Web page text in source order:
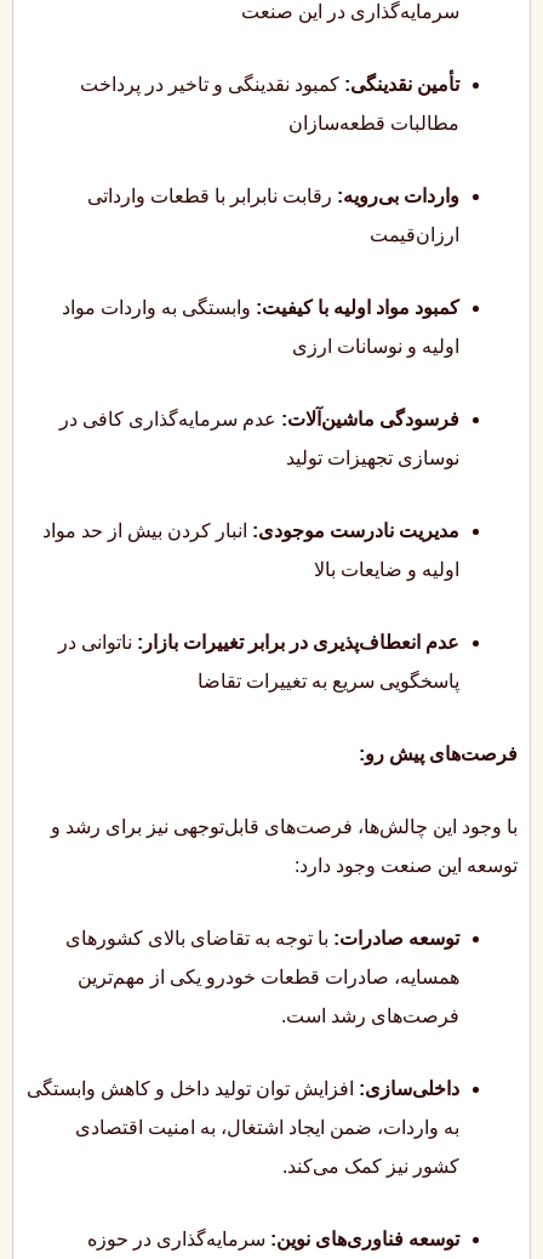
سرمایه‌گذاری در این صنعت
تأمین نقدینگی: کمبود نقدینگی و تاخیر در پرداخت
مطالبات قطعه‌سازان
واردات بی‌رویه: رقابت نابرابر با قطعات وارداتی
ارزان‌قیمت
کمبود مواد اولیه با کیفیت: وابستگی به واردات مواد
اولیه و نوسانات ارزی
فرسودگی ماشین‌آلات: عدم سرمایه‌گذاری کافی در
نوسازی تجهیزات تولید
مدیریت نادرست موجودی: انبار کردن بیش از حد مواد
اولیه و ضایعات بالا
عدم انعطاف‌پذیری در برابر تغییرات بازار: ناتوانی در
پاسخگویی سریع به تغییرات تقاضا
فرصت‌های پیش رو:
با وجود این چالش‌ها، فرصت‌های قابل‌توجهی نیز برای رشد و
توسعه این صنعت وجود دارد:
توسعه صادرات: با توجه به تقاضای بالای کشورهای
همسایه، صادرات قطعات خودرو یکی از مهم‌ترین
فرصت‌های رشد است.
داخلی‌سازی: افزایش توان تولید داخل و کاهش وابستگی
به واردات، ضمن ایجاد اشتغال، به امنیت اقتصادی
کشور نیز کمک می‌کند.
توسعه فناوری‌های نوین: سرمایه‌گذاری در حوزه